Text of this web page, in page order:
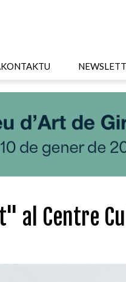
KONTAKTU
al Centre